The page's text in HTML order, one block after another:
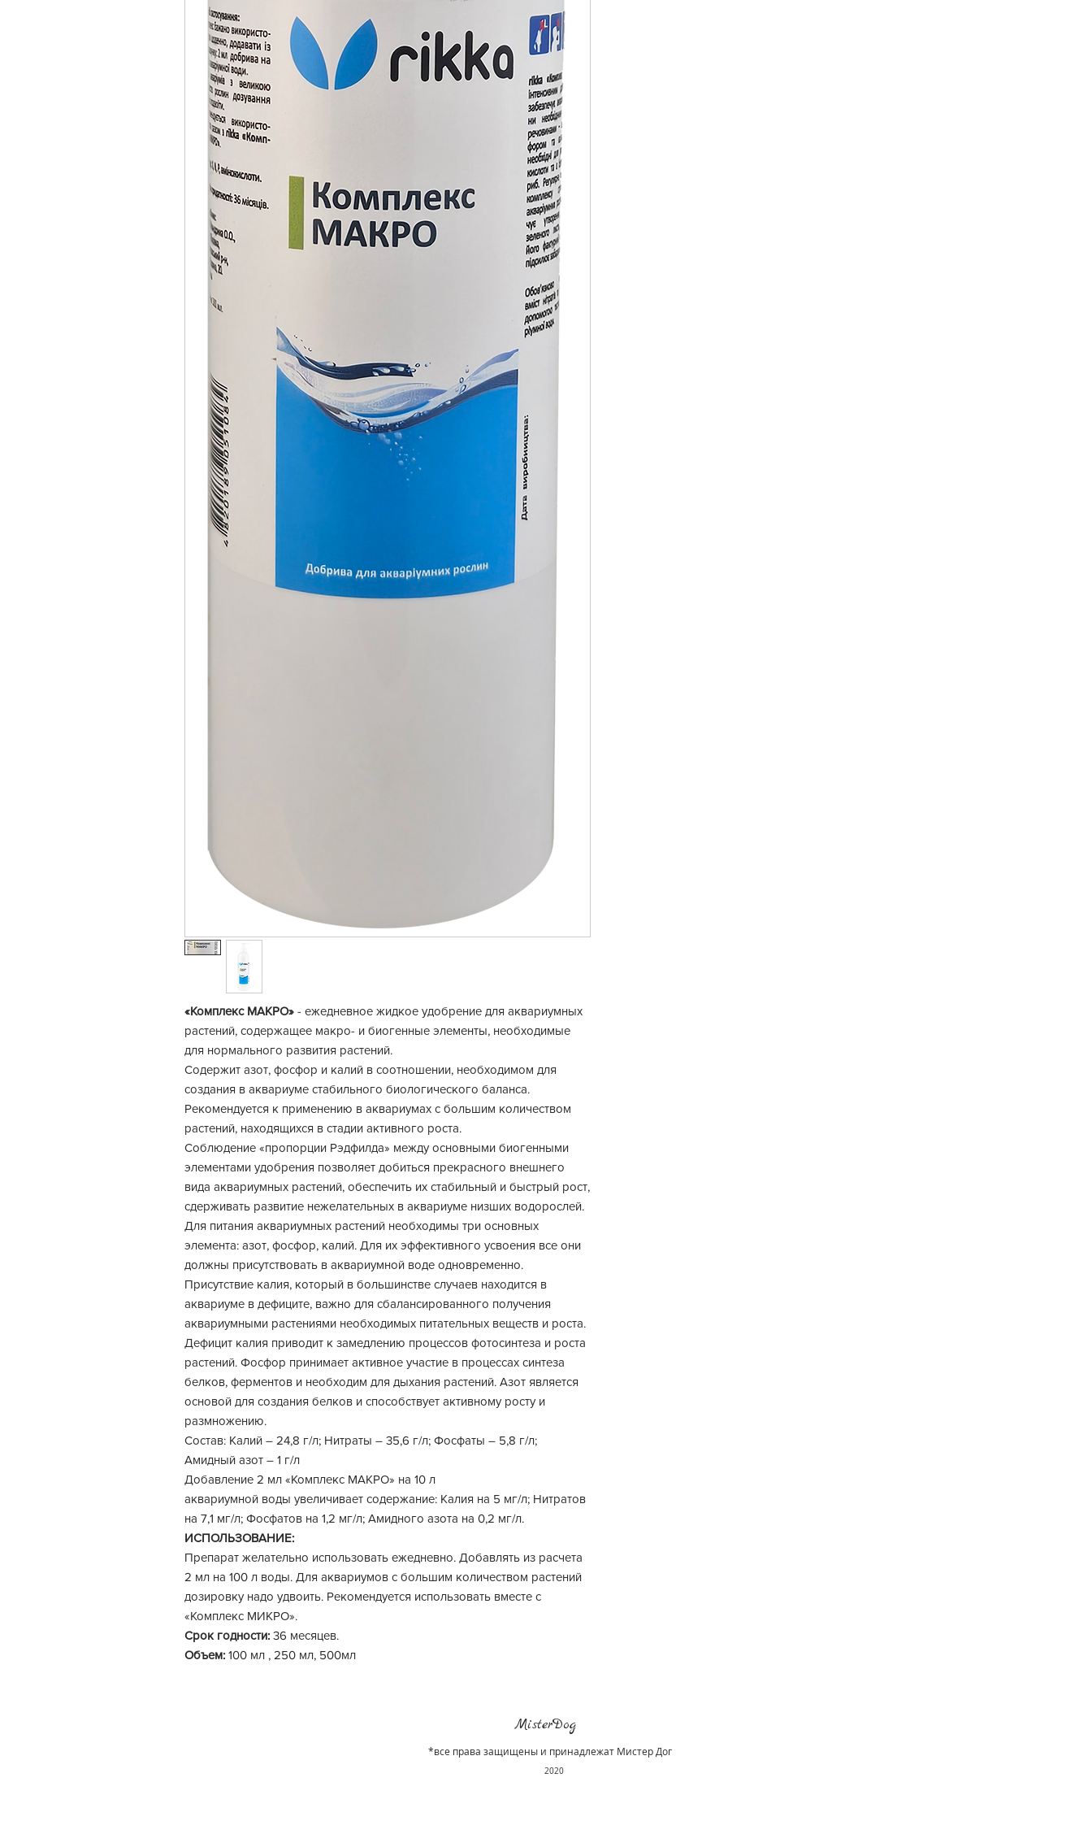
«Комплекс МАКРО» - ежедневное жидкое удобрение для аквариумных
растений, содержащее макро- и биогенные элементы, необходимые
для нормального развития растений.
Содержит азот, фосфор и калий в соотношении, необходимом для
создания в аквариуме стабильного биологического баланса.
Рекомендуется к применению в аквариумах с большим количеством
растений, находящихся в стадии активного роста.
Соблюдение «пропорции Рэдфилда» между основными биогенными
элементами удобрения позволяет добиться прекрасного внешнего
вида аквариумных растений, обеспечить их стабильный и быстрый рост,
сдерживать развитие нежелательных в аквариуме низших водорослей.
Для питания аквариумных растений необходимы три основных
элемента: азот, фосфор, калий. Для их эффективного усвоения все они
должны присутствовать в аквариумной воде одновременно.
Присутствие калия, который в большинстве случаев находится в
аквариуме в дефиците, важно для сбалансированного получения
аквариумными растениями необходимых питательных веществ и роста.
Дефицит калия приводит к замедлению процессов фотосинтеза и роста
растений. Фосфор принимает активное участие в процессах синтеза
белков, ферментов и необходим для дыхания растений. Азот является
основой для создания белков и способствует активному росту и
размножению.
Состав: Калий – 24,8 г/л; Нитраты – 35,6 г/л; Фосфаты – 5,8 г/л;
Амидный азот – 1 г/л
Добавление 2 мл «Комплекс МАКРО» на 10 л
аквариумной воды увеличивает содержание: Калия на 5 мг/л; Нитратов
на 7,1 мг/л; Фосфатов на 1,2 мг/л; Амидного азота на 0,2 мг/л.
ИСПОЛЬЗОВАНИЕ:
Препарат желательно использовать ежедневно. Добавлять из расчета
2 мл на 100 л воды. Для аквариумов с большим количеством растений
дозировку надо удвоить. Рекомендуется использовать вместе с
«Комплекс МИКРО».
Срок годности: 36 месяцев.
Объем: 100 мл , 250 мл, 500мл
MisterDog
*все права защищены и принадлежат Мистер Дог
2020